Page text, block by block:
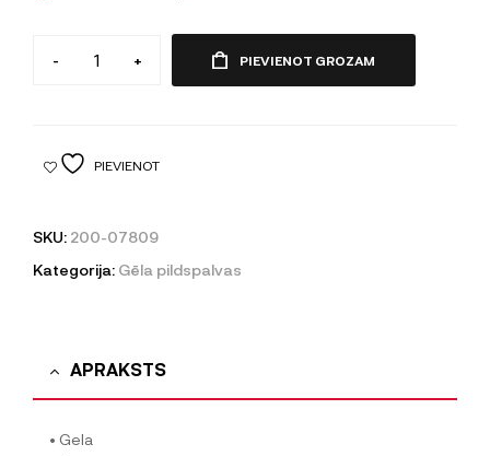
- + PIEVIENOT GROZAM
PIEVIENOT
SKU: 200-07809
Kategorija: Gēla pildspalvas
APRAKSTS
• Gela